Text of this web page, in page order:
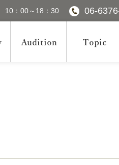
10：00～18：30 06-